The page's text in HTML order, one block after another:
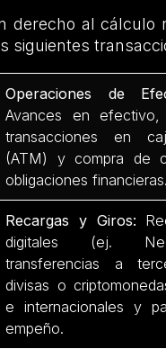
derecho al cálculo
siguientes
Operaciones de
Avances en efectivo,
transacciones en
(ATM) y compra de
obligaciones financieras.
Recargas y Giros:
digitales (ej.
transferencias a
divisas o
e internacionales y
empeño.